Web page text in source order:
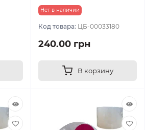
Нет в наличии
Код товара: ЦБ-00033180
240.00 грн
В корзину